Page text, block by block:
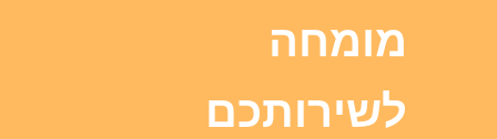
מומחה
לשירותכם